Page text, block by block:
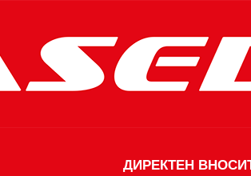
ДИРЕКТЕН